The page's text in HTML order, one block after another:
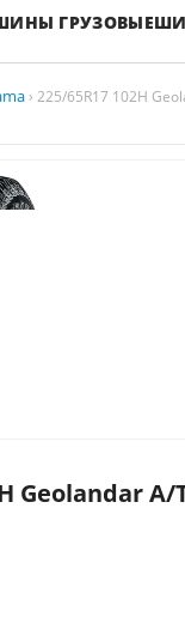
ГРУЗОВЫЕ
› 225/65R17 102H
Geolandar A/